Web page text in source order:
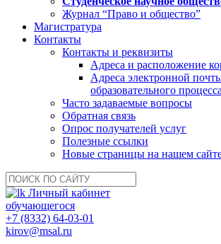
Журнал “Право и общество”
Магистратура
Контакты
Контакты и реквизиты
Адреса и расположение
Адреса электронной
образовательного процесса
Часто задаваемые вопросы
Обратная связь
Опрос получателей услуг
Полезные ссылки
Новые страницы на нашем
Личный кабинет
обучающегося
+7 (8332) 64-03-01
kirov@msal.ru